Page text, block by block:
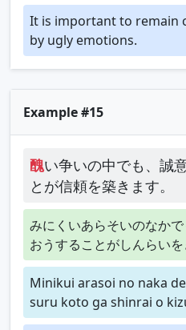
It is important to remain
by ugly emotions.
Example #15
醜い争いの中でも、誠
とが信頼を築きます。
みにくいあらそいのなか
おうすることがしんらいを
Minikui arasoi no naka
suru koto ga shinrai o